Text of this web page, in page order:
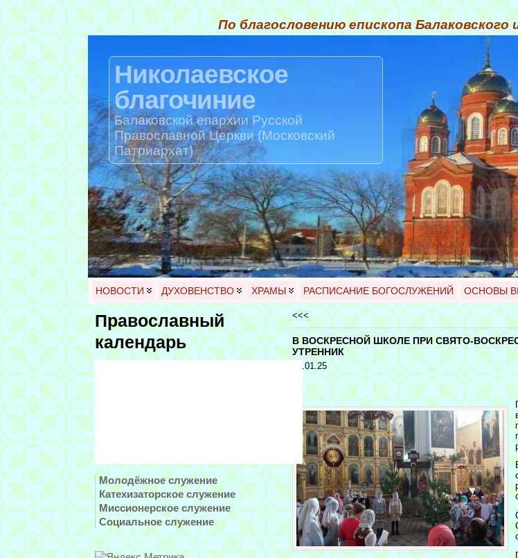
По благословению епископа Балаковского
Николаевское
благочиние
Балаковской епархии Русской
Православной Церкви (Московский
Патриархат)
НОВОСТИ ДУХОВЕНСТВО ХРАМЫ РАСПИСАНИЕ БОГОСЛУЖЕНИЙ ОСНОВЫ
Православный
календарь
Молодёжное служение
Катехизаторское служение
Миссионерское служение
Социальное служение
<<<
В ВОСКРЕСНОЙ ШКОЛЕ ПРИ СВЯТО-
УТРЕННИК
13.01.25